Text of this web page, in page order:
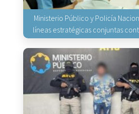
Ministerio Público y Policía
líneas estratégicas conjuntas